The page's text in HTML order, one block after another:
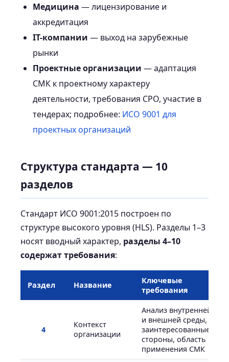
Медицина — лицензирование и
аккредитация
IT-компании — выход на зарубежные
рынки
Проектные организации — адаптация
СМК к проектному характеру
деятельности, требования СРО, участие в
тендерах; подробнее: ИСО 9001 для
проектных организаций
Структура стандарта — 10
разделов
Стандарт ИСО 9001:2015 построен по
структуре высокого уровня (HLS). Разделы 1–3
носят вводный характер, разделы 4–10
содержат требования:
Раздел Название
Ключевые
требования
4
Контекст
организации
Анализ внутренней
и внешней среды,
заинтересованные
стороны, область
применения СМК